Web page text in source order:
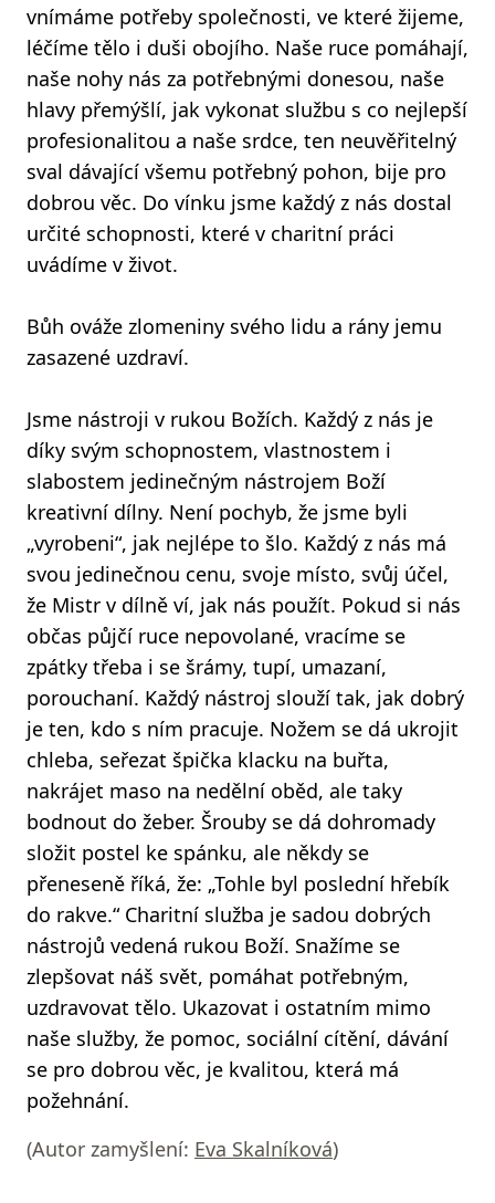
vnímáme potřeby společnosti, ve které žijeme,
léčíme tělo i duši obojího. Naše ruce pomáhají,
naše nohy nás za potřebnými donesou, naše
hlavy přemýšlí, jak vykonat službu s co nejlepší
profesionalitou a naše srdce, ten neuvěřitelný
sval dávající všemu potřebný pohon, bije pro
dobrou věc. Do vínku jsme každý z nás dostal
určité schopnosti, které v charitní práci
uvádíme v život.
Bůh ováže zlomeniny svého lidu a rány jemu
zasazené uzdraví.
Jsme nástroji v rukou Božích. Každý z nás je
díky svým schopnostem, vlastnostem i
slabostem jedinečným nástrojem Boží
kreativní dílny. Není pochyb, že jsme byli
„vyrobeni“, jak nejlépe to šlo. Každý z nás má
svou jedinečnou cenu, svoje místo, svůj účel,
že Mistr v dílně ví, jak nás použít. Pokud si nás
občas půjčí ruce nepovolané, vracíme se
zpátky třeba i se šrámy, tupí, umazaní,
porouchaní. Každý nástroj slouží tak, jak dobrý
je ten, kdo s ním pracuje. Nožem se dá ukrojit
chleba, seřezat špička klacku na buřta,
nakrájet maso na nedělní oběd, ale taky
bodnout do žeber. Šrouby se dá dohromady
složit postel ke spánku, ale někdy se
přeneseně říká, že: „Tohle byl poslední hřebík
do rakve.“ Charitní služba je sadou dobrých
nástrojů vedená rukou Boží. Snažíme se
zlepšovat náš svět, pomáhat potřebným,
uzdravovat tělo. Ukazovat i ostatním mimo
naše služby, že pomoc, sociální cítění, dávání
se pro dobrou věc, je kvalitou, která má
požehnání.
(Autor zamyšlení: Eva Skalníková)